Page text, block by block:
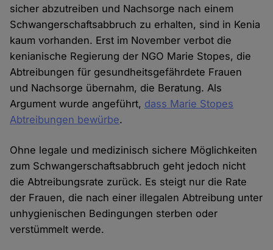
sicher abzutreiben und Nachsorge nach einem
Schwangerschaftsabbruch zu erhalten, sind in Kenia
kaum vorhanden. Erst im November verbot die
kenianische Regierung der NGO Marie Stopes, die
Abtreibungen für gesundheitsgefährdete Frauen
und Nachsorge übernahm, die Beratung. Als
Argument wurde angeführt, dass Marie Stopes
Abtreibungen bewürbe.
Ohne legale und medizinisch sichere Möglichkeiten
zum Schwangerschaftsabbruch geht jedoch nicht
die Abtreibungsrate zurück. Es steigt nur die Rate
der Frauen, die nach einer illegalen Abtreibung unter
unhygienischen Bedingungen sterben oder
verstümmelt werde.